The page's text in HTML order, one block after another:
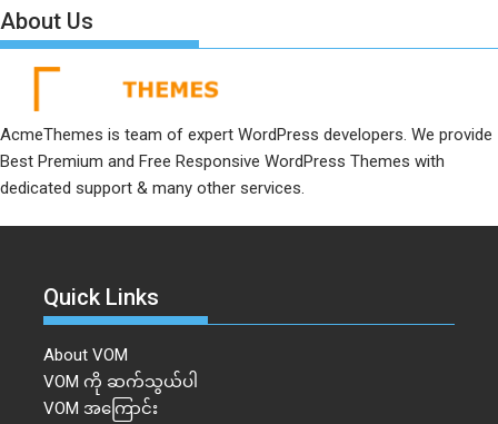
About Us
AcmeThemes is team of expert WordPress developers. We provide
Best Premium and Free Responsive WordPress Themes with
dedicated support & many other services.
Quick Links
About VOM
VOM ကို ဆက်သွယ်ပါ
VOM အကြောင်း